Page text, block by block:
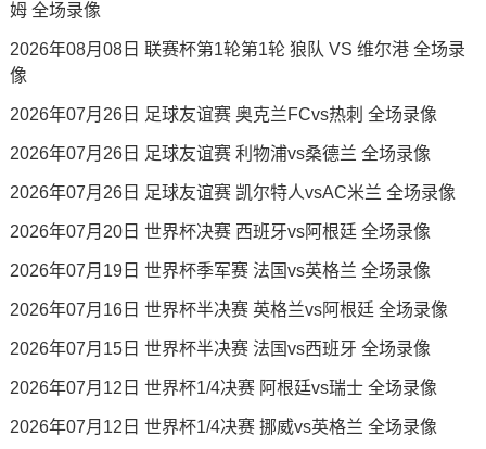
姆 全场录像
2026年08月08日 联赛杯第1轮第1轮 狼队 VS 维尔港 全场录
像
2026年07月26日 足球友谊赛 奥克兰FCvs热刺 全场录像
2026年07月26日 足球友谊赛 利物浦vs桑德兰 全场录像
2026年07月26日 足球友谊赛 凯尔特人vsAC米兰 全场录像
2026年07月20日 世界杯决赛 西班牙vs阿根廷 全场录像
2026年07月19日 世界杯季军赛 法国vs英格兰 全场录像
2026年07月16日 世界杯半决赛 英格兰vs阿根廷 全场录像
2026年07月15日 世界杯半决赛 法国vs西班牙 全场录像
2026年07月12日 世界杯1/4决赛 阿根廷vs瑞士 全场录像
2026年07月12日 世界杯1/4决赛 挪威vs英格兰 全场录像